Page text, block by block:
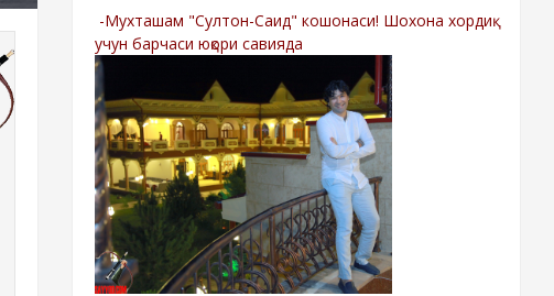
-Мухташам "Султон-Саид" кошонаси! Шохона хордиқ
учун барчаси юқори савияда